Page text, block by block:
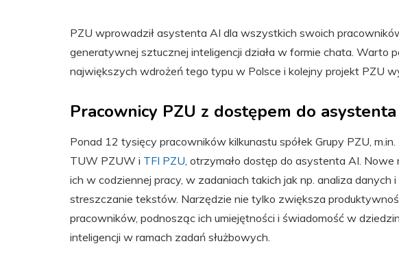
PZU wprowadził asystenta AI dla wszystkich swoich
generatywnej sztucznej inteligencji działa w formie chata. Warto
największych wdrożeń tego typu w Polsce i kolejny projekt PZU
Pracownicy PZU z dostępem do
Ponad 12 tysięcy pracowników kilkunastu spółek Grupy PZU,
TUW PZUW i TFI PZU , otrzymało dostęp do asystenta AI.
ich w codziennej pracy, w zadaniach takich jak np. analiza danych
streszczanie tekstów. Narzędzie nie tylko zwiększa
pracowników, podnosząc ich umiejętności i świadomość w
inteligencji w ramach zadań służbowych.